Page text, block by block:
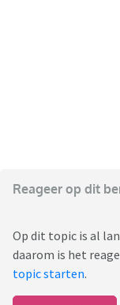
Reageer op dit
Op dit topic is al
daarom is het
topic starten.